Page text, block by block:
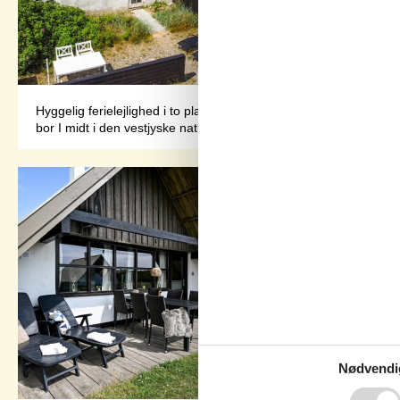
Hyggelig ferielejlighed i to plan – havudsigt fra alle rum.Kun
bor I midt i den vestjyske natur med ro, luft og havet lige i